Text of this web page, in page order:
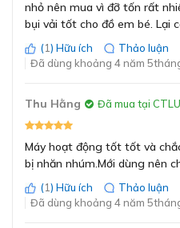
đa 9kg
nhỏ nên mua vì đỡ tốn rất
bụi vải tốt cho đồ em bé. Lại
(1) Hữu ích
Thảo luận
Đã dùng khoảng 4 năm
Thu Hằng Đã mua tại
Máy hoạt động tốt tốt và
bị nhăn nhúm.Mới dùng nên
(1) Hữu ích
Thảo luận
Đã dùng khoảng 4 năm